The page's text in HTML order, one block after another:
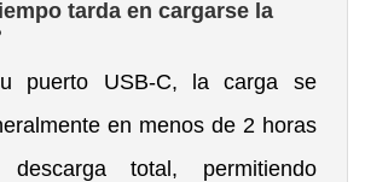
tarda en cargarse la
puerto USB-C, la carga se
en menos de 2 horas
total, permitiendo